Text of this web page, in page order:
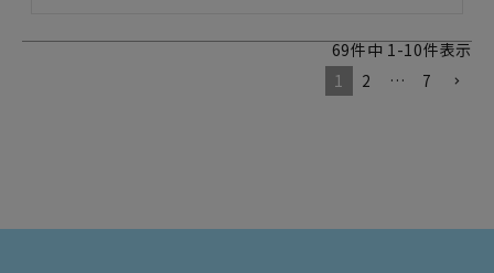
69件中1-10件表示
1
2 … 7